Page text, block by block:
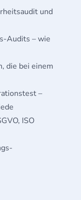
und
Audits – wie
die bei einem
–
ISO